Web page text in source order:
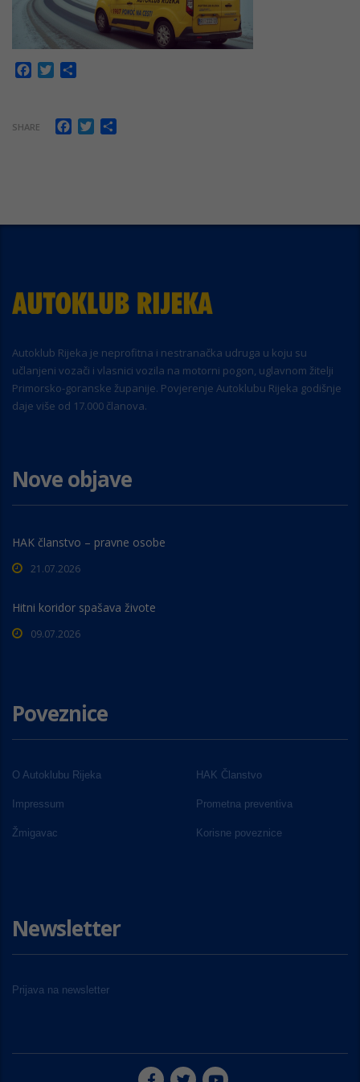
Facebook
Twitter
SHARE Facebook
Twitter
Autoklub Rijeka je neprofitna i nestranačka udruga u koju su
učlanjeni vozači i vlasnici vozila na motorni pogon, uglavnom žitelji
Primorsko-goranske županije. Povjerenje Autoklubu Rijeka godišnje
daje više od 17.000 članova.
Nove objave
HAK članstvo – pravne osobe
21.07.2026
Hitni koridor spašava živote
09.07.2026
Poveznice
O Autoklubu Rijeka HAK Članstvo
Impressum Prometna preventiva
Žmigavac Korisne poveznice
Newsletter
Prijava na newsletter